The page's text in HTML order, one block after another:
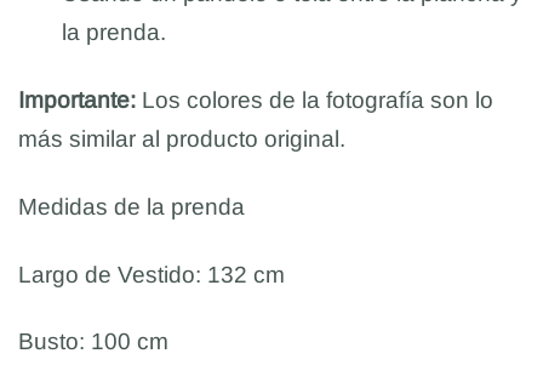
la prenda.
Importante: Los colores de la fotografía son lo
más similar al producto original.
Medidas de la prenda
Largo de Vestido: 132 cm
Busto: 100 cm